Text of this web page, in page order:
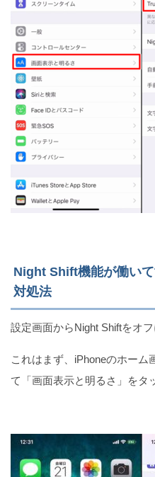
Night Shift機能が働い
対処法
設定画面からNight Shiftをオフ
これはまず、iPhoneのホーム
て「画面表示と明るさ」をタ